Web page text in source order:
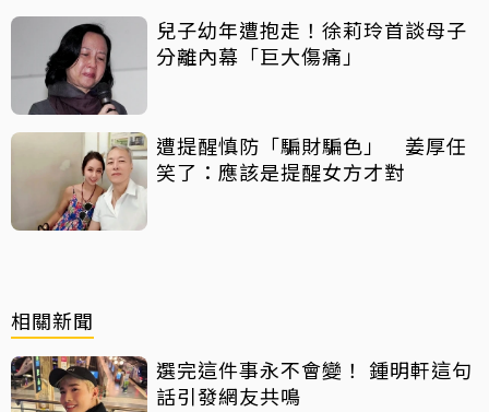
兒子幼年遭抱走！徐莉玲首談母子
分離內幕「巨大傷痛」
遭提醒慎防「騙財騙色」 姜厚任
笑了：應該是提醒女方才對
相關新聞
選完這件事永不會變！ 鍾明軒這句
話引發網友共鳴